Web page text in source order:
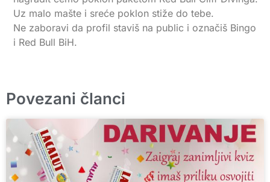
Uz malo mašte i sreće poklon stiže do tebe.
Ne zaboravi da profil staviš na public i označiš Bingo
i Red Bull BiH.
Povezani članci